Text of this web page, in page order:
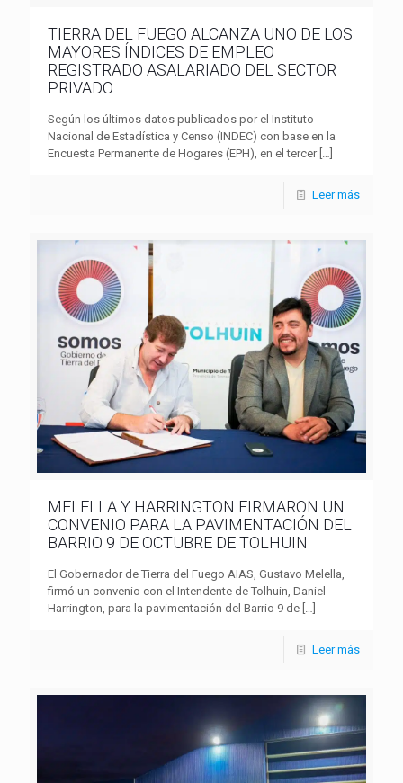
TIERRA DEL FUEGO ALCANZA UNO DE LOS
MAYORES ÍNDICES DE EMPLEO
REGISTRADO ASALARIADO DEL SECTOR
PRIVADO
Según los últimos datos publicados por el Instituto
Nacional de Estadística y Censo (INDEC) con base en la
Encuesta Permanente de Hogares (EPH), en el tercer[…]
Leer más
MELELLA Y HARRINGTON FIRMARON UN
CONVENIO PARA LA PAVIMENTACIÓN DEL
BARRIO 9 DE OCTUBRE DE TOLHUIN
El Gobernador de Tierra del Fuego AIAS, Gustavo Melella,
firmó un convenio con el Intendente de Tolhuin, Daniel
Harrington, para la pavimentación del Barrio 9 de […]
Leer más